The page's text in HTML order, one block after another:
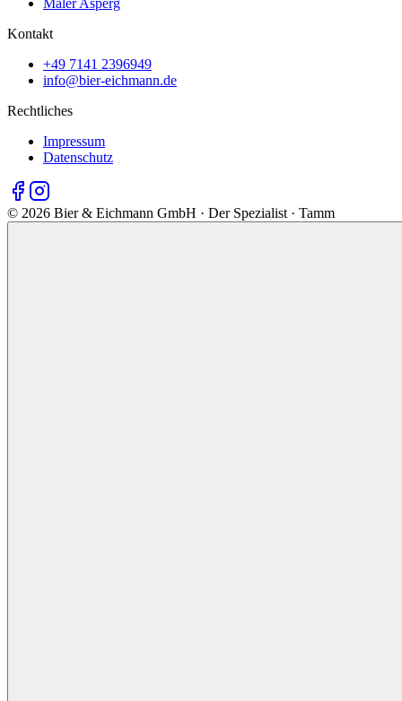
Kontakt
+49 7141 2396949
info@bier-eichmann.de
Rechtliches
Impressum
Datenschutz
© 2026 Bier & Eichmann GmbH · Der Spezialist · Tamm